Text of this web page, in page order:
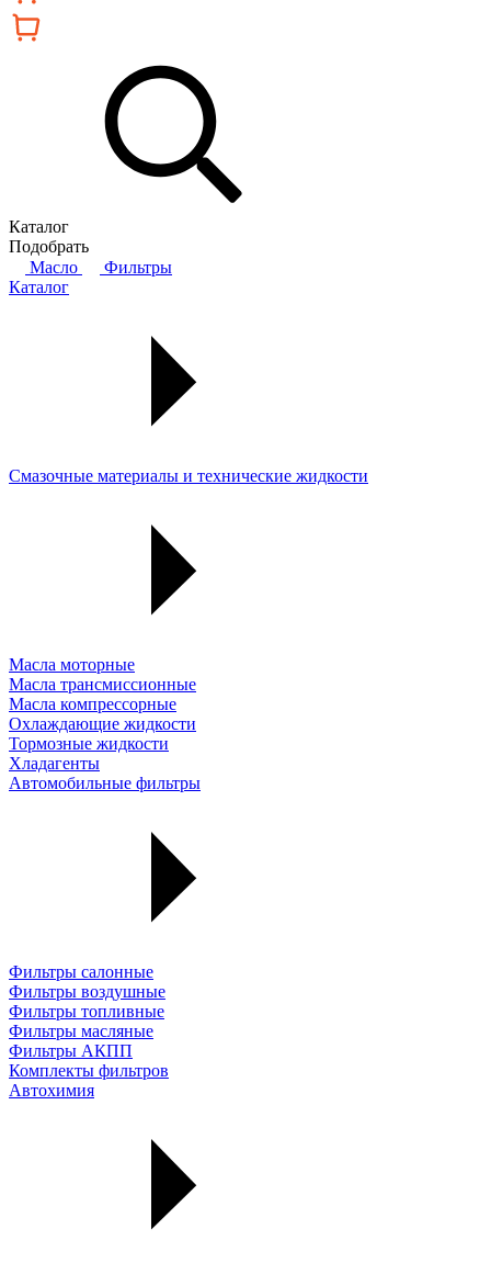
Каталог
Подобрать
Масло
Фильтры
Каталог
Смазочные материалы и технические жидкости
Масла моторные
Масла трансмиссионные
Масла компрессорные
Охлаждающие жидкости
Тормозные жидкости
Хладагенты
Автомобильные фильтры
Фильтры салонные
Фильтры воздушные
Фильтры топливные
Фильтры масляные
Фильтры АКПП
Комплекты фильтров
Автохимия